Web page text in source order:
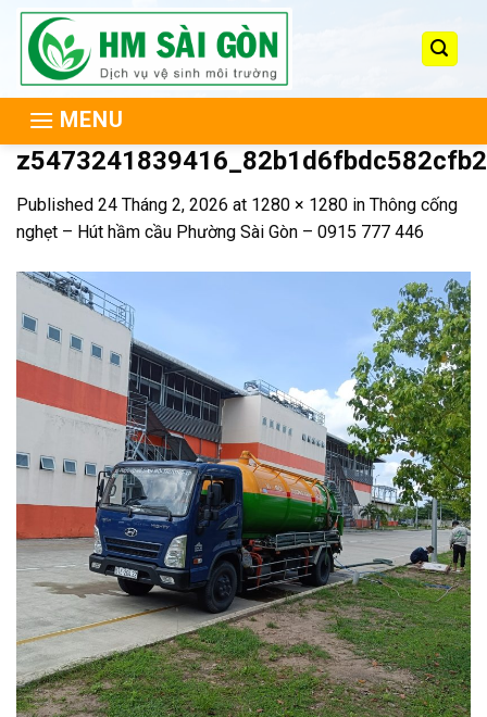
Skip
content
MENU
Published 24 Tháng 2, 2026 at 1280 × 1280 in Thông cống
nghẹt – Hút hầm cầu Phường Sài Gòn – 0915 777 446